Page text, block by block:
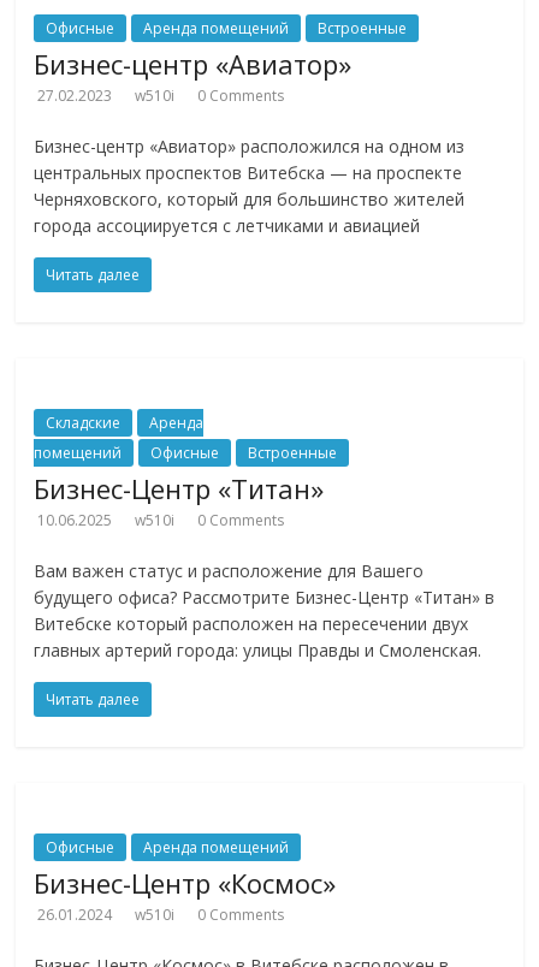
Офисные Аренда помещений Встроенные
Бизнес-центр «Авиатор»
27.02.2023 w510i 0 Comments
Бизнес-центр «Авиатор» расположился на одном из
центральных проспектов Витебска — на проспекте
Черняховского, который для большинство жителей
города ассоциируется с летчиками и авиацией
Читать далее
Складские
Аренда
помещений
Офисные Встроенные
Бизнес-Центр «Титан»
10.06.2025 w510i 0 Comments
Вам важен статус и расположение для Вашего
будущего офиса? Рассмотрите Бизнес-Центр «Титан» в
Витебске который расположен на пересечении двух
главных артерий города: улицы Правды и Смоленская.
Читать далее
Офисные Аренда помещений
Бизнес-Центр «Космос»
26.01.2024 w510i 0 Comments